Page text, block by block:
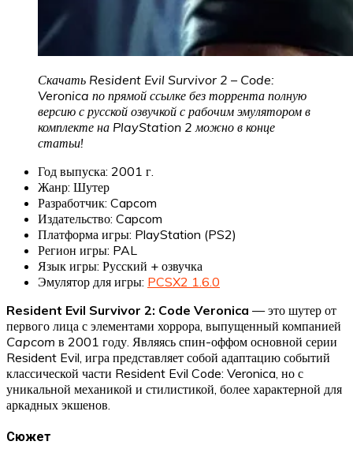
Скачать Resident Evil Survivor 2 – Code:
Veronica по прямой ссылке без торрента полную
версию с русской озвучкой с рабочим эмулятором в
комплекте на PlayStation 2 можно в конце
статьи!
Год выпуска: 2001 г.
Жанр: Шутер
Разработчик: Capcom
Издательство: Capcom
Платформа игры: PlayStation (PS2)
Регион игры: PAL
Язык игры: Русский + озвучка
Эмулятор для игры: PCSX2 1.6.0
Resident Evil Survivor 2: Code Veronica — это шутер от
первого лица с элементами хоррора, выпущенный компанией
Capcom в 2001 году. Являясь спин-оффом основной серии
Resident Evil, игра представляет собой адаптацию событий
классической части Resident Evil Code: Veronica, но с
уникальной механикой и стилистикой, более характерной для
аркадных экшенов.
Сюжет